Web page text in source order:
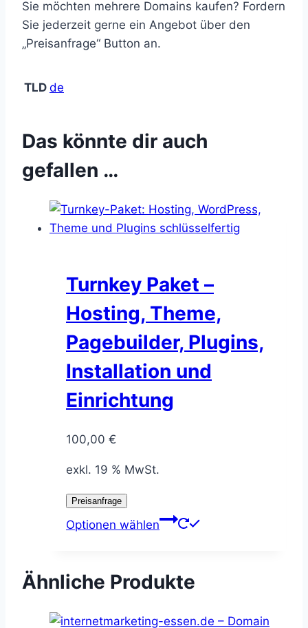
Sie möchten mehrere Domains kaufen? Fordern
Sie jederzeit gerne ein Angebot über den
„Preisanfrage“ Button an.
TLD de
Das könnte dir auch
gefallen …
Turnkey Paket –
Hosting, Theme,
Pagebuilder, Plugins,
Installation und
Einrichtung
100,00 €
exkl. 19 % MwSt.
Preisanfrage
Optionen wählen
Ähnliche Produkte